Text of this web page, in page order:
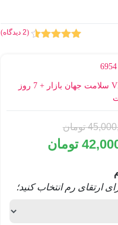
(
2 دیدگاه)
6954
تست VIP سلامت جهان بازار + 7 روز
تومان
تومان
ارتقای رم انتخاب کنید؛